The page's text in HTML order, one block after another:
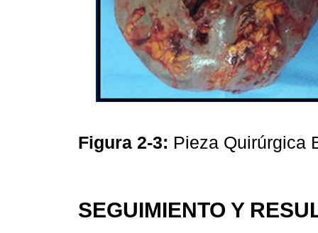
Figura 2-3: Pieza Quirúrgica
SEGUIMIENTO Y